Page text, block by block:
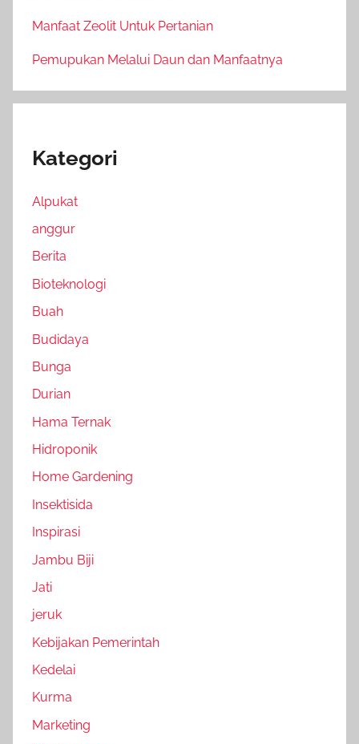
Manfaat Zeolit Untuk Pertanian
Pemupukan Melalui Daun dan Manfaatnya
Kategori
Alpukat
anggur
Berita
Bioteknologi
Buah
Budidaya
Bunga
Durian
Hama Ternak
Hidroponik
Home Gardening
Insektisida
Inspirasi
Jambu Biji
Jati
jeruk
Kebijakan Pemerintah
Kedelai
Kurma
Marketing